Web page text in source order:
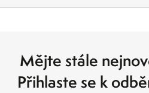
Mějte stále
Přihlaste se k